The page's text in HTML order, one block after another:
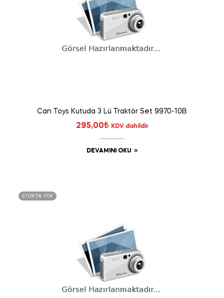
Can Toys Kutuda 3 Lü Traktör Set 9970-10B
295,00₺ KDV dahildir
DEVAMINI OKU
STOKTA YOK